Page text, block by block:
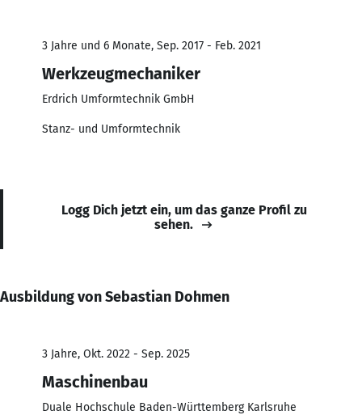
3 Jahre und 6 Monate, Sep. 2017 - Feb. 2021
Werkzeugmechaniker
Erdrich Umformtechnik GmbH
Stanz- und Umformtechnik
Logg Dich jetzt ein, um das ganze Profil zu
sehen.
Ausbildung von Sebastian Dohmen
3 Jahre, Okt. 2022 - Sep. 2025
Maschinenbau
Duale Hochschule Baden-Württemberg Karlsruhe